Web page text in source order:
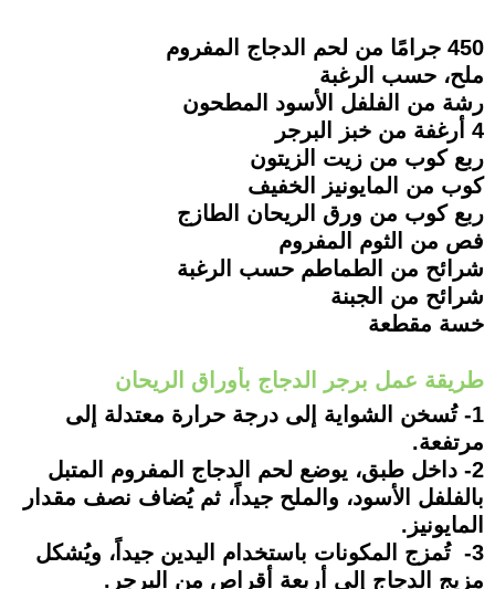
450 جرامًا من لحم الدجاج المفروم
ملح، حسب الرغبة
رشة من الفلفل الأسود المطحون
4 أرغفة من خبز البرجر
ربع كوب من زيت الزيتون
كوب من المايونيز الخفيف
ربع كوب من ورق الريحان الطازج
فص من الثوم المفروم
شرائح من الطماطم حسب الرغبة
شرائح من الجبنة
خسة مقطعة
طريقة عمل برجر الدجاج بأوراق الريحان
1- تُسخن الشواية إلى درجة حرارة معتدلة إلى
مرتفعة.
2- داخل طبق، يوضع لحم الدجاج المفروم المتبل
بالفلفل الأسود، والملح جيداً، ثم يُضاف نصف مقدار
المايونيز.
3- تُمزج المكونات باستخدام اليدين جيداً، ويُشكل
مزيج الدجاج إلى أربعة أقراص من البرجر.